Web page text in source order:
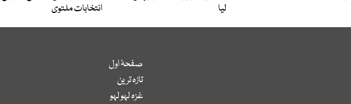
لیا
انتخابات ملتوی
صفحۂ اول
تازہ ترین
غزہ لہو لہو